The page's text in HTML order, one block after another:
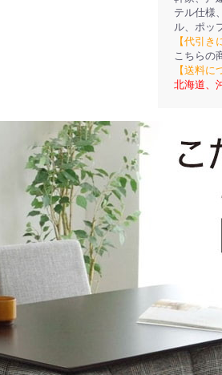
テル仕様
ル、ポッ
【代引き
こちらの
【送料に
北海道、